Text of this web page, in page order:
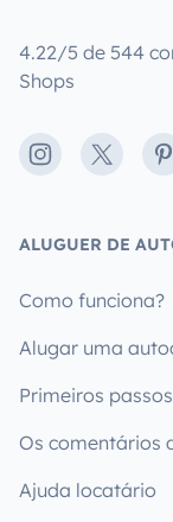
4.22/5 de 544
Shops
Instagram
X
ALUGUER DE
Como funciona?
Alugar uma
Primeiros
Os comentários
Ajuda locatário